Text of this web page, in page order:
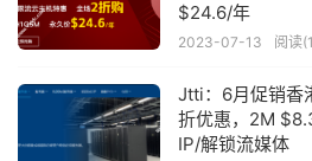
$24.6/年
2023-07-13 阅读
Jtti：6月促销香
折优惠，2M
IP/解锁流媒体